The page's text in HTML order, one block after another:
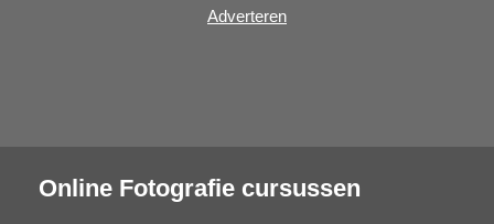
Adverteren
Online Fotografie cursussen